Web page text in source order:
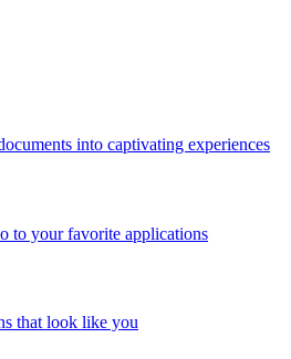
into captivating experiences
to your favorite applications
that look like you